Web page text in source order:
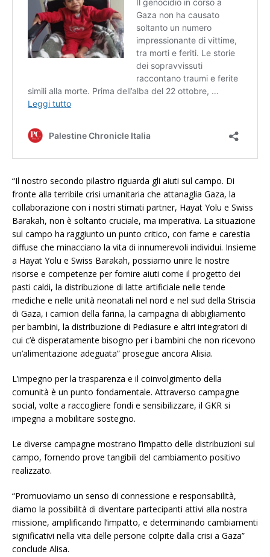
“Il nostro secondo pilastro riguarda gli aiuti sul campo. Di
fronte alla terribile crisi umanitaria che attanaglia Gaza, la
collaborazione con i nostri stimati partner, Hayat Yolu e Swiss
Barakah, non è soltanto cruciale, ma imperativa. La situazione
sul campo ha raggiunto un punto critico, con fame e carestia
diffuse che minacciano la vita di innumerevoli individui. Insieme
a Hayat Yolu e Swiss Barakah, possiamo unire le nostre
risorse e competenze per fornire aiuti come il progetto dei
pasti caldi, la distribuzione di latte artificiale nelle tende
mediche e nelle unità neonatali nel nord e nel sud della Striscia
di Gaza, i camion della farina, la campagna di abbigliamento
per bambini, la distribuzione di Pediasure e altri integratori di
cui c’è disperatamente bisogno per i bambini che non ricevono
un’alimentazione adeguata” prosegue ancora Alisia.
L’impegno per la trasparenza e il coinvolgimento della
comunità è un punto fondamentale. Attraverso campagne
social, volte a raccogliere fondi e sensibilizzare, il GKR si
impegna a mobilitare sostegno.
Le diverse campagne mostrano l’impatto delle distribuzioni sul
campo, fornendo prove tangibili del cambiamento positivo
realizzato.
“Promuoviamo un senso di connessione e responsabilità,
diamo la possibilità di diventare partecipanti attivi alla nostra
missione, amplificando l’impatto, e determinando cambiamenti
significativi nella vita delle persone colpite dalla crisi a Gaza”
conclude Alisa.